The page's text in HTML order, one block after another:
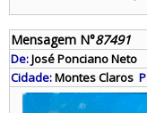
Mensagem N°87491
De:José Ponciano Neto
Cidade:Montes Claros